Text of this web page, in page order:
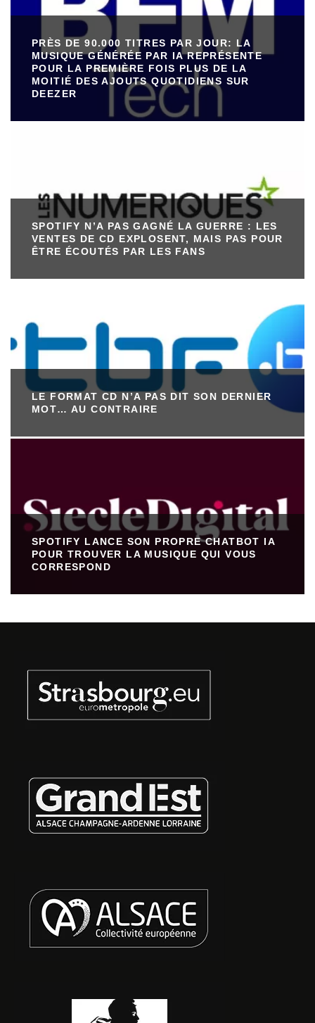
PRÈS DE 90.000 TITRES PAR JOUR: LA
MUSIQUE GÉNÉRÉE PAR IA REPRÉSENTE
POUR LA PREMIÈRE FOIS PLUS DE LA
MOITIÉ DES AJOUTS QUOTIDIENS SUR
DEEZER
SPOTIFY N’A PAS GAGNÉ LA GUERRE : LES
VENTES DE CD EXPLOSENT, MAIS PAS POUR
ÊTRE ÉCOUTÉS PAR LES FANS
LE FORMAT CD N’A PAS DIT SON DERNIER
MOT… AU CONTRAIRE
SPOTIFY LANCE SON PROPRE CHATBOT IA
POUR TROUVER LA MUSIQUE QUI VOUS
CORRESPOND